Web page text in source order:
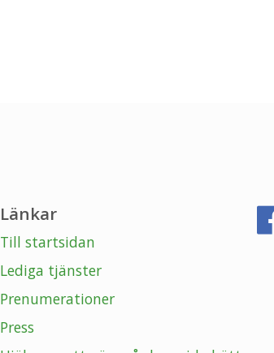
Länkar
Till startsidan
Lediga tjänster
Prenumerationer
Press